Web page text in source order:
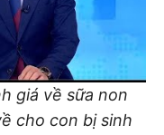
giá về sữa non
cho con bị sinh